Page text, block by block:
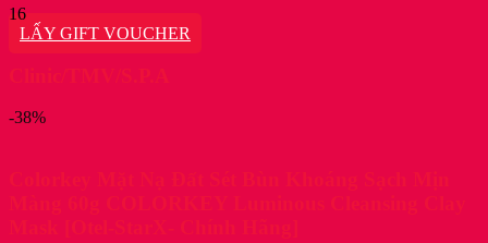
198,000₫.là:
16
LẤY GIFT VOUCHER
-38%